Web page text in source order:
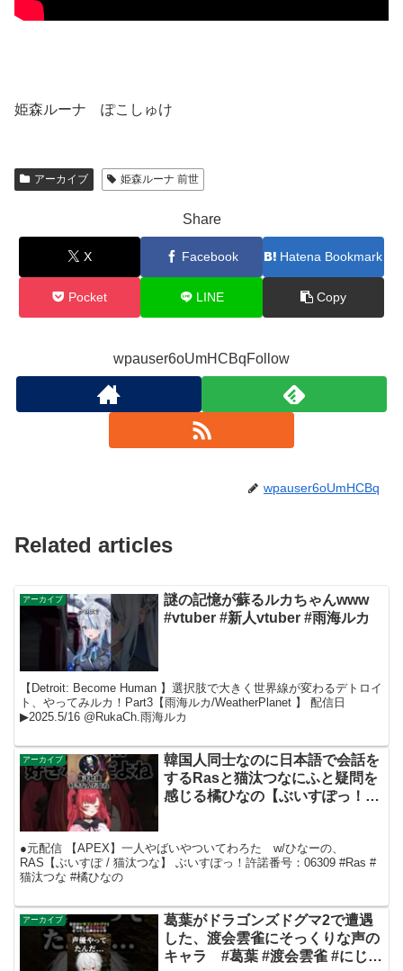
姫森ルーナ ぽこしゅけ
アーカイブ 姫森ルーナ 前世
Share
X Facebook Hatena Bookmark
Pocket LINE Copy
wpauser6oUmHCBqFollow
wpauser6oUmHCBq
Related articles
アーカイブ
謎の記憶が蘇るルカちゃんwww
#vtuber #新人vtuber #雨海ルカ
【Detroit: Become Human 】選択肢で大きく世界線が変わるデトロイ
ト、やってみルカ！Part3【雨海ルカ/WeatherPlanet 】 配信日
▶︎2025.5/16 @RukaCh.雨海ルカ
アーカイブ
韓国人同士なのに日本語で会話を
するRasと猫汰つなにふと疑問を
感じる橘ひなの【ぶいすぽっ！切
●元配信 【APEX】一人やばいやついてわろた w/ひなーの、
RAS【ぶいすぽ / 猫汰つな】 ぶいすぽっ！許諾番号：06309 #Ras #
猫汰つな #橘ひなの
アーカイブ
葛葉がドラゴンズドグマ2で遭遇
した、渡会雲雀にそっくりな声の
キャラ #葛葉 #渡会雲雀 #にじさ